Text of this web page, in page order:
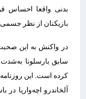
بدنی واقعا احساس
بازیکنان از نظر جسمی
در واکنش به این
سابق بارسلونا به‌شدت
کرده است. این روزنامه
آلخاندرو اچه‌واریا در